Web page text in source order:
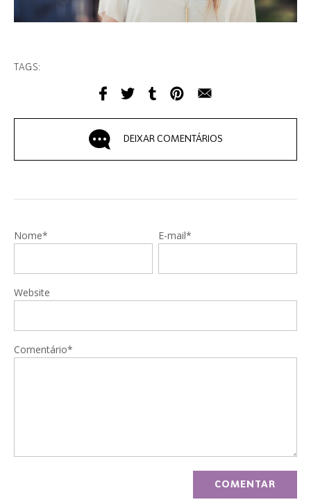
TAGS:
DEIXAR COMENTÁRIOS
Nome* E-mail*
Website
Comentário*